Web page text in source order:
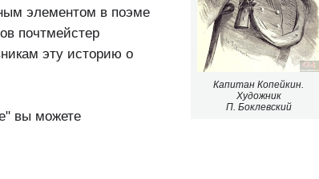
Капитан Копейкин.
Художник
П. Боклевский
элементом в поэме
почтмейстер
эту историю о
вы можете